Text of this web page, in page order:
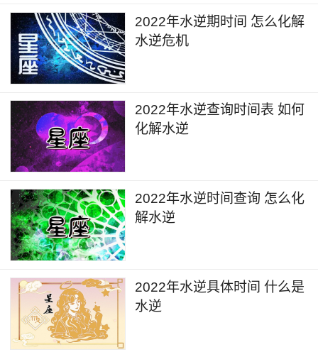
2022年水逆期时间 怎么化解
水逆危机
2022年水逆查询时间表 如何
化解水逆
2022年水逆时间查询 怎么化
解水逆
2022年水逆具体时间 什么是
水逆